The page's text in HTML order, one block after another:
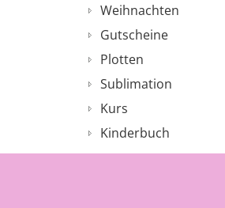
Weihnachten
Gutscheine
Plotten
Sublimation
Kurs
Kinderbuch